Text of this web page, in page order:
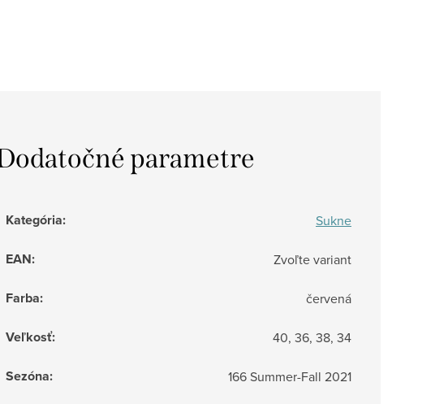
parametre
Kategória: Sukne
EAN: Zvoľte variant
Farba: červená
Veľkosť: 40, 36, 38, 34
Sezóna: 166 Summer-Fall 2021